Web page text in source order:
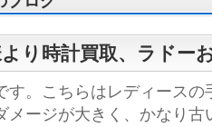
り時計買取、ラドー
す。こちらはレディースの
メージが大きく、かなり古